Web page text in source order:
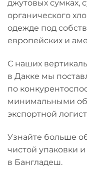
джутовых сумках,
органического
одежде под
европейских и
С наших
в Дакке мы
по
минимальными
экспортной
Узнайте больше
чистой упаковки
в Бангладеш.